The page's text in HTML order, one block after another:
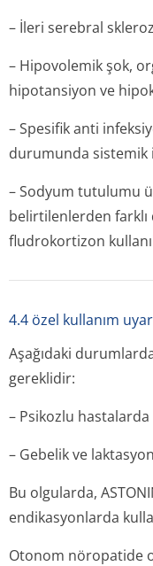
– İleri serebral
– Hipovolemik şok,
hipotansiyon ve
– Spesifik anti
durumunda sistemik
– Sodyum tutulumu
belirtilenlerden
fludrokortizon
4.4 özel kullanım
Aşağıdaki
gereklidir:
– Psikozlu hastalarda
– Gebelik ve
Bu olgularda,
endikasyonlarda
Otonom nöropatide